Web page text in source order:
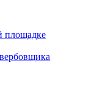
площадке